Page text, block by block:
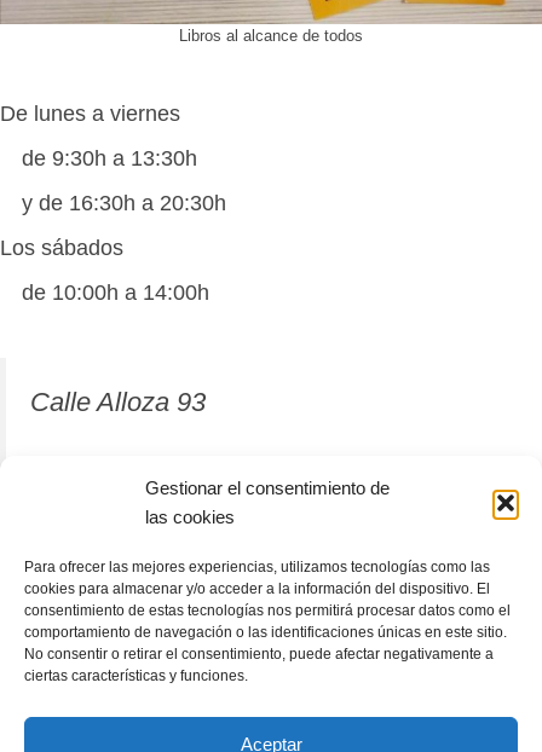
Gestionar el consentimiento de
las cookies
Para ofrecer las mejores experiencias, utilizamos tecnologías como las
cookies para almacenar y/o acceder a la información del dispositivo. El
consentimiento de estas tecnologías nos permitirá procesar datos como el
comportamiento de navegación o las identificaciones únicas en este sitio.
No consentir o retirar el consentimiento, puede afectar negativamente a
ciertas características y funciones.
Aceptar
Libros al alcance de todos
De lunes a viernes
de 9:30h a 13:30h
y de 16:30h a 20:30h
Los sábados
de 10:00h a 14:00h
Calle Alloza 93
12001 Castellón de la Plana
964 81 37 63